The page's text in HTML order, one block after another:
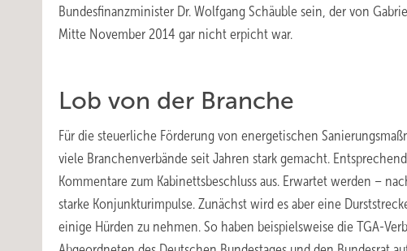
Bundesfinanzminister Dr. Wolfgang Schäuble sein, der von
Mitte November 2014 gar nicht erpicht war.
Lob von der Branche
Für die steuerliche Förderung von energetischen
viele Branchenverbände seit Jahren stark gemacht.
Kommentare zum Kabinettsbeschluss aus. Erwartet werden –
starke Konjunkturimpulse. Zunächst wird es aber eine
einige Hürden zu nehmen. So haben beispielsweise die TGA-